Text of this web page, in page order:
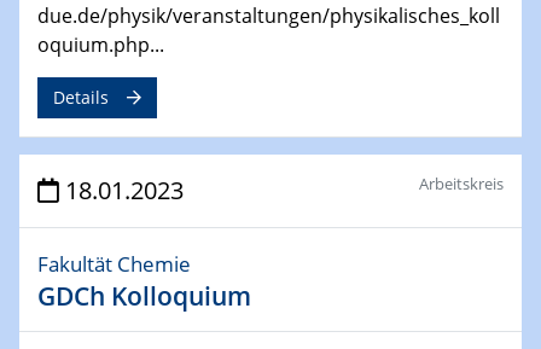
04.05.2023
Ringvorlesung
Klimaschutz und Nachhaltigkeit in der Kunstmuseums-
und Ausstellungspolitik
08.05.2023 - 12.05.2023
Defects in Two-dimensional Materials
750. WE-Heraeus-Seminar
11.05.2023
Ringvorlesung
due.de/physik/veranstaltungen/physikalisches_koll
oquium.php...
Details
18.01.2023 Arbeitskreis
Fakultät Chemie
GDCh Kolloquium